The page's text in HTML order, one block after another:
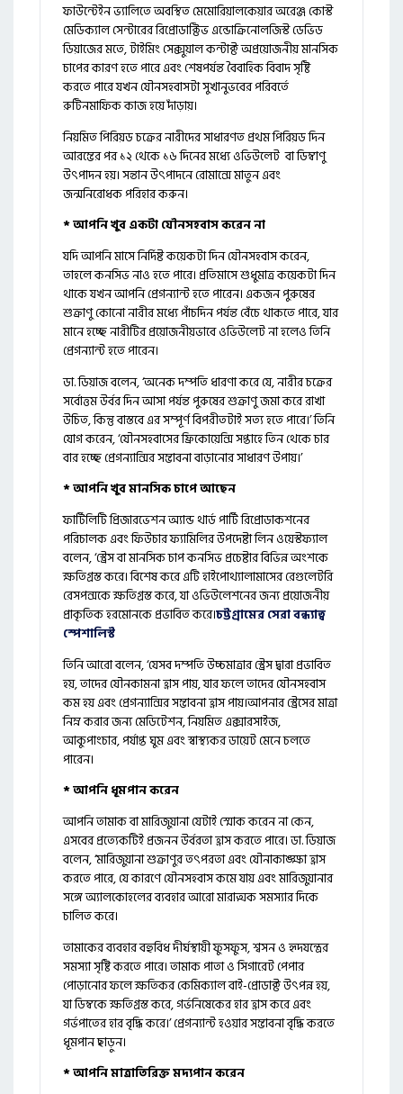
ফাউন্টেইন ভ্যালিতে অবস্থিত মেমোরিয়ালকেয়ার অরেঞ্জ কোস্ট
মেডিক্যাল সেন্টারের রিপ্রোডাক্টিভ এন্ডোক্রিনোলজিস্ট ডেভিড
ডিয়াজের মতে, টাইমিং সেক্সুয়াল কন্টাক্ট অপ্রয়োজনীয় মানসিক
চাপের কারণ হতে পারে এবং শেষপর্যন্ত বৈবাহিক বিবাদ সৃষ্টি
করতে পারে যখন যৌনসহবাসটা সুখানুভবের পরিবর্তে
রুটিনমাফিক কাজ হয়ে দাঁড়ায়।
নিয়মিত পিরিয়ড চক্রের নারীদের সাধারণত প্রথম পিরিয়ড দিন
আরম্ভের পর ১২ থেকে ১৬ দিনের মধ্যে ওভিউলেট বা ডিম্বাণু
উৎপাদন হয়। সন্তান উৎপাদনে রোমান্সে মাতুন এবং
জন্মনিরোধক পরিহার করুন।
* আপনি খুব একটা যৌনসহবাস করেন না
যদি আপনি মাসে নির্দিষ্ট কয়েকটা দিন যৌনসহবাস করেন,
তাহলে কনসিভ নাও হতে পারে। প্রতিমাসে শুধুমাত্র কয়েকটা দিন
থাকে যখন আপনি প্রেগন্যান্ট হতে পারেন। একজন পুরুষের
শুক্রাণু কোনো নারীর মধ্যে পাঁচদিন পর্যন্ত বেঁচে থাকতে পারে, যার
মানে হচ্ছে নারীটির প্রয়োজনীয়ভাবে ওভিউলেট না হলেও তিনি
প্রেগন্যান্ট হতে পারেন।
ডা. ডিয়াজ বলেন, ‘অনেক দম্পতি ধারণা করে যে, নারীর চক্রের
সর্বোত্তম উর্বর দিন আসা পর্যন্ত পুরুষের শুক্রাণু জমা করে রাখা
উচিত, কিন্তু বাস্তবে এর সম্পূর্ণ বিপরীতটাই সত্য হতে পারে।’ তিনি
যোগ করেন, ‘যৌনসহবাসের ফ্রিকোয়েন্সি সপ্তাহে তিন থেকে চার
বার হচ্ছে প্রেগন্যান্সির সম্ভাবনা বাড়ানোর সাধারণ উপায়।’
* আপনি খুব মানসিক চাপে আছেন
ফার্টিলিটি প্রিজারভেশন অ্যান্ড থার্ড পার্টি রিপ্রোডাকশনের
পরিচালক এবং ফিউচার ফ্যামিলির উপদেষ্টা লিন ওয়েস্টফ্যাল
বলেন, ‘স্ট্রেস বা মানসিক চাপ কনসিভ প্রচেষ্টার বিভিন্ন অংশকে
ক্ষতিগ্রস্ত করে। বিশেষ করে এটি হাইপোথ্যালামাসের রেগুলেটরি
রেসপন্সকে ক্ষতিগ্রস্ত করে, যা ওভিউলেশনের জন্য প্রয়োজনীয়
প্রাকৃতিক হরমোনকে প্রভাবিত করে।চট্টগ্রামের সেরা বন্ধ্যাত্ব
স্পেশালিস্ট
তিনি আরো বলেন, ‘যেসব দম্পতি উচ্চমাত্রার স্ট্রেস দ্বারা প্রভাবিত
হয়, তাদের যৌনকামনা হ্রাস পায়, যার ফলে তাদের যৌনসহবাস
কম হয় এবং প্রেগন্যান্সির সম্ভাবনা হ্রাস পায়।আপনার স্ট্রেসের মাত্রা
নিম্ন করার জন্য মেডিটেশন, নিয়মিত এক্সারসাইজ,
আকুপাংচার, পর্যাপ্ত ঘুম এবং স্বাস্থ্যকর ডায়েট মেনে চলতে
পারেন।
* আপনি ধূমপান করেন
আপনি তামাক বা মারিজুয়ানা যেটাই স্মোক করেন না কেন,
এসবের প্রত্যেকটিই প্রজনন উর্বরতা হ্রাস করতে পারে। ডা. ডিয়াজ
বলেন, ‘মারিজুয়ানা শুক্রাণুর তৎপরতা এবং যৌনাকাঙ্ক্ষা হ্রাস
করতে পারে, যে কারণে যৌনসহবাস কমে যায় এবং মারিজুয়ানার
সঙ্গে অ্যালকোহলের ব্যবহার আরো মারাত্মক সমস্যার দিকে
চালিত করে।
তামাকের ব্যবহার বহুবিধ দীর্ঘস্থায়ী ফুসফুস, শ্বসন ও হৃদযন্ত্রের
সমস্যা সৃষ্টি করতে পারে। তামাক পাতা ও সিগারেট পেপার
পোড়ানোর ফলে ক্ষতিকর কেমিক্যাল বাই-প্রোডাক্ট উৎপন্ন হয়,
যা ডিম্বকে ক্ষতিগ্রস্ত করে, গর্ভনিষেকের হার হ্রাস করে এবং
গর্ভপাতের হার বৃদ্ধি করে।’ প্রেগন্যান্ট হওয়ার সম্ভাবনা বৃদ্ধি করতে
ধূমপান ছাড়ুন।
* আপনি মাত্রাতিরিক্ত মদ্যপান করেন